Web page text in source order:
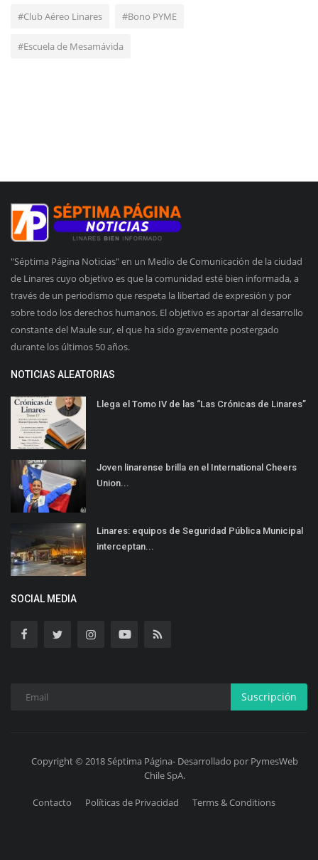
#Club Aéreo Linares #Bono PYME
#Escuela de Mesamávida
"Séptima Página Noticias" en un Medio de Comunicación de la ciudad
de Linares cuyo objetivo es que la comunidad esté bien informada, a
través de un periodismo que respeta la libertad de expresión y por
sobre todo los derechos humanos. El objetivo es aportar al desarrollo
constante del Maule sur, el que ha sido gravemente postergado
durante los últimos 50 años.
NOTICIAS ALEATORIAS
Llega el Tomo IV de las “Las Crónicas de Linares”
Joven linarense brilla en el International Cheers
Union...
Linares: equipos de Seguridad Pública Municipal
interceptan...
SOCIAL MEDIA
Suscripción
Copyright © 2018 Séptima Página- Desarrollado por PymesWeb
Chile SpA.
Contacto Políticas de Privacidad Terms & Conditions